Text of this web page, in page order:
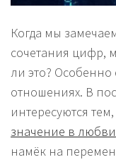
Когда мы
сочетания цифр,
ли это? Особенно
отношениях. В
интересуются
значение в любви
намёк на